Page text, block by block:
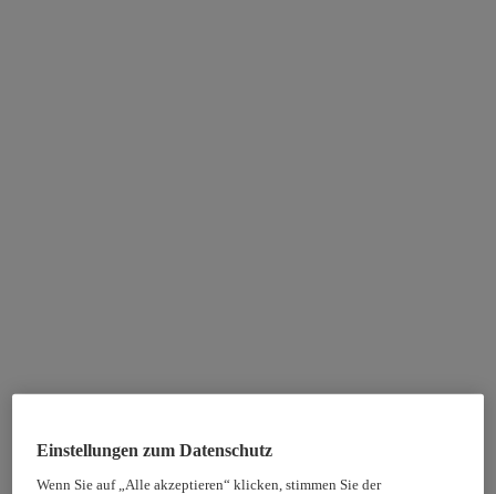
Einstellungen zum Datenschutz
Wenn Sie auf „Alle akzeptieren“ klicken, stimmen Sie der